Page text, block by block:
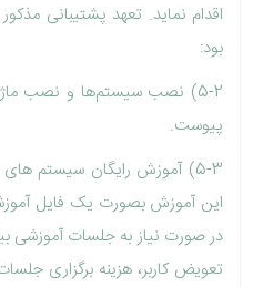
بود:
5-2) نصب سیستم‌ها و نصب
پیوست.
5-3) آموزش رایگان سیستم
این آموزش بصورت یک فایل
در صورت نیاز به جلسات آموزشی
تعویض کاربر، هزینه برگزاری